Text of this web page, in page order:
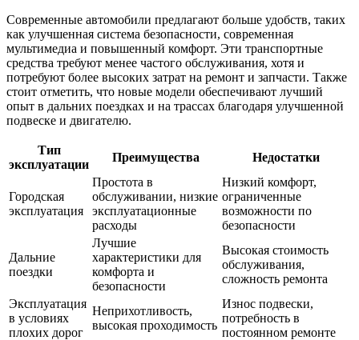
Современные автомобили предлагают больше удобств, таких
как улучшенная система безопасности, современная
мультимедиа и повышенный комфорт. Эти транспортные
средства требуют менее частого обслуживания, хотя и
потребуют более высоких затрат на ремонт и запчасти. Также
стоит отметить, что новые модели обеспечивают лучший
опыт в дальних поездках и на трассах благодаря улучшенной
подвеске и двигателю.
Тип
эксплуатации
Преимущества Недостатки
Городская
эксплуатация
Простота в
обслуживании, низкие
эксплуатационные
расходы
Низкий комфорт,
ограниченные
возможности по
безопасности
Дальние
поездки
Лучшие
характеристики для
комфорта и
безопасности
Высокая стоимость
обслуживания,
сложность ремонта
Эксплуатация
в условиях
плохих дорог
Неприхотливость,
высокая проходимость
Износ подвески,
потребность в
постоянном ремонте